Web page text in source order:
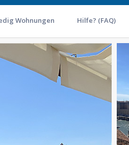
Wohnungen Hilfe? (FAQ)